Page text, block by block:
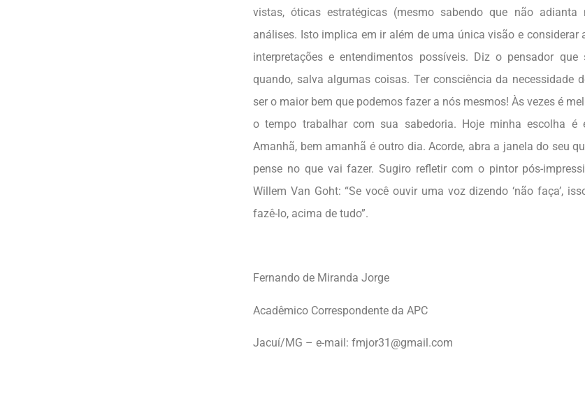
vistas, óticas estratégicas (mesmo sabendo que não
análises. Isto implica em ir além de uma única visão e considerar
interpretações e entendimentos possíveis. Diz o pensador
quando, salva algumas coisas. Ter consciência da necessidade
ser o maior bem que podemos fazer a nós mesmos! Às vezes é
o tempo trabalhar com sua sabedoria. Hoje minha escolha é
Amanhã, bem amanhã é outro dia. Acorde, abra a janela do seu
pense no que vai fazer. Sugiro refletir com o pintor pós-
Willem Van Goht: “Se você ouvir uma voz dizendo ‘não faça’,
fazê-lo, acima de tudo”.
Fernando de Miranda Jorge
Acadêmico Correspondente da APC
Jacuí/MG – e-mail: fmjor31@gmail.com